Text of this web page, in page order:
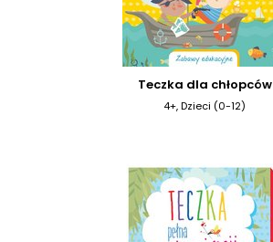
Teczka dla chłopców
4+, Dzieci (0-12)